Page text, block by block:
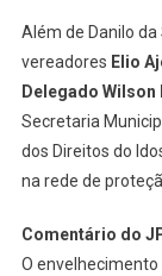
Além de Danilo
vereadores Elio
Delegado Wilson
Secretaria
dos Direitos do
na rede de
Comentário do
O